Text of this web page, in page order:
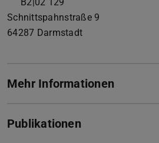
B2|02 129
Schnittspahnstraße 9
64287 Darmstadt
Mehr Informationen
Publikationen